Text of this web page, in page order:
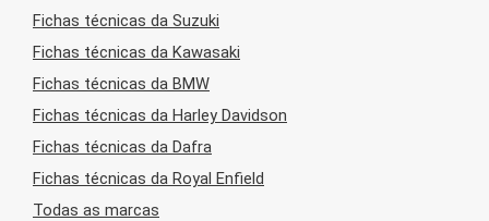
Fichas técnicas da Suzuki
Fichas técnicas da Kawasaki
Fichas técnicas da BMW
Fichas técnicas da Harley Davidson
Fichas técnicas da Dafra
Fichas técnicas da Royal Enfield
Todas as marcas